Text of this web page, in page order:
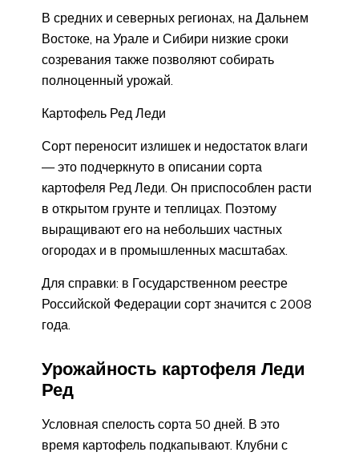
В средних и северных регионах, на Дальнем
Востоке, на Урале и Сибири низкие сроки
созревания также позволяют собирать
полноценный урожай.
Картофель Ред Леди
Сорт переносит излишек и недостаток влаги
— это подчеркнуто в описании сорта
картофеля Ред Леди. Он приспособлен расти
в открытом грунте и теплицах. Поэтому
выращивают его на небольших частных
огородах и в промышленных масштабах.
Для справки: в Государственном реестре
Российской Федерации сорт значится с 2008
года.
Урожайность картофеля Леди
Ред
Условная спелость сорта 50 дней. В это
время картофель подкапывают. Клубни с